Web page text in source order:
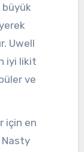
büyük
Uwell
iyi likit
ve
için en
Nasty